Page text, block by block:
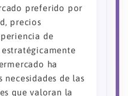
preferido por
precios
de
ha
necesidades de las
que valoran la